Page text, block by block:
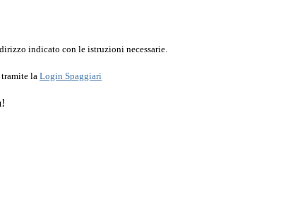
indicato con le istruzioni necessarie.
tramite la Login Spaggiari